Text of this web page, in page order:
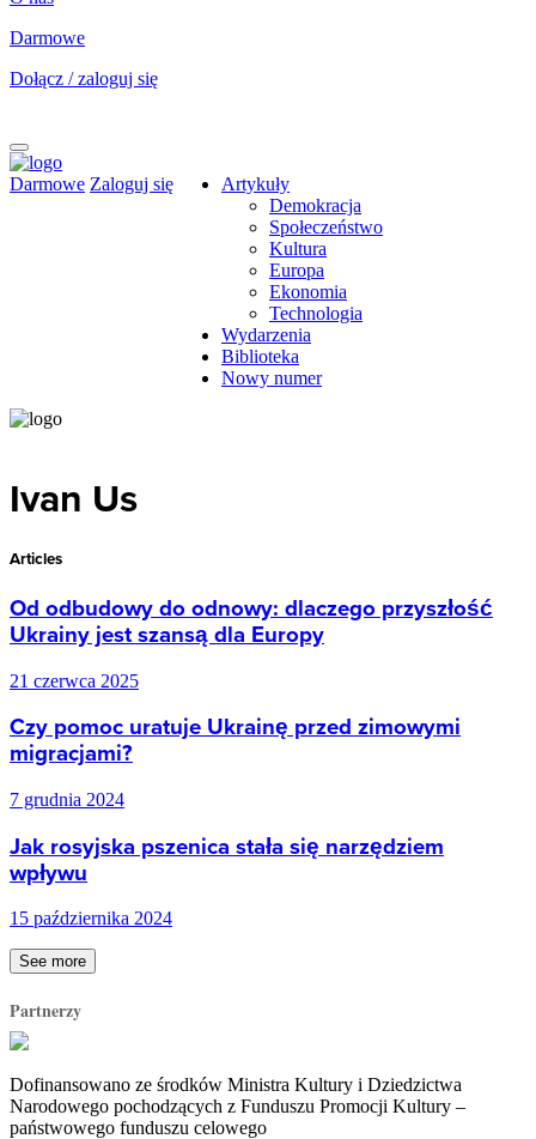
Darmowe
Dołącz / zaloguj się
Darmowe Zaloguj się
Artykuły
Demokracja
Społeczeństwo
Kultura
Europa
Ekonomia
Technologia
Wydarzenia
Biblioteka
Nowy numer
Ivan Us
Articles
Od odbudowy do odnowy: dlaczego przyszłość
Ukrainy jest szansą dla Europy
21 czerwca 2025
Czy pomoc uratuje Ukrainę przed zimowymi
migracjami?
7 grudnia 2024
Jak rosyjska pszenica stała się narzędziem
wpływu
15 października 2024
See more
Partnerzy
Dofinansowano ze środków Ministra Kultury i Dziedzictwa
Narodowego pochodzących z Funduszu Promocji Kultury –
państwowego funduszu celowego